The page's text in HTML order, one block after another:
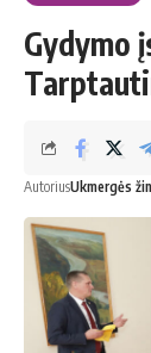
Gydymo
AutoriusUkmergės